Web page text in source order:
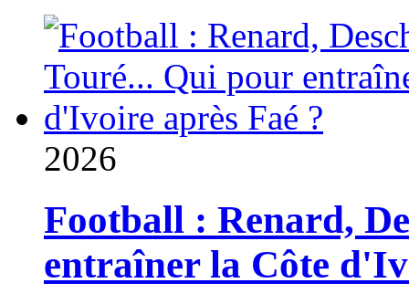
2026
Football : Renard,
entraîner la Côte